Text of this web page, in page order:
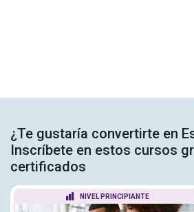
¿Te gustaría convertirte en
Inscríbete en estos cursos
certificados
NIVEL PRINCIPIANTE